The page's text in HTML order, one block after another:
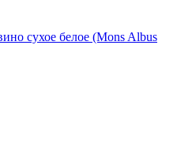
сухое белое (Mons Albus